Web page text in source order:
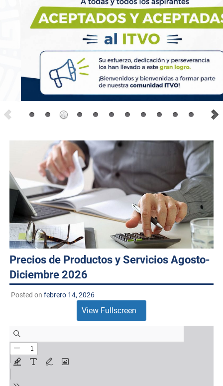
Precios de Productos y Servicios Agosto-
Diciembre 2026
Posted on febrero 14, 2026
View Fullscreen